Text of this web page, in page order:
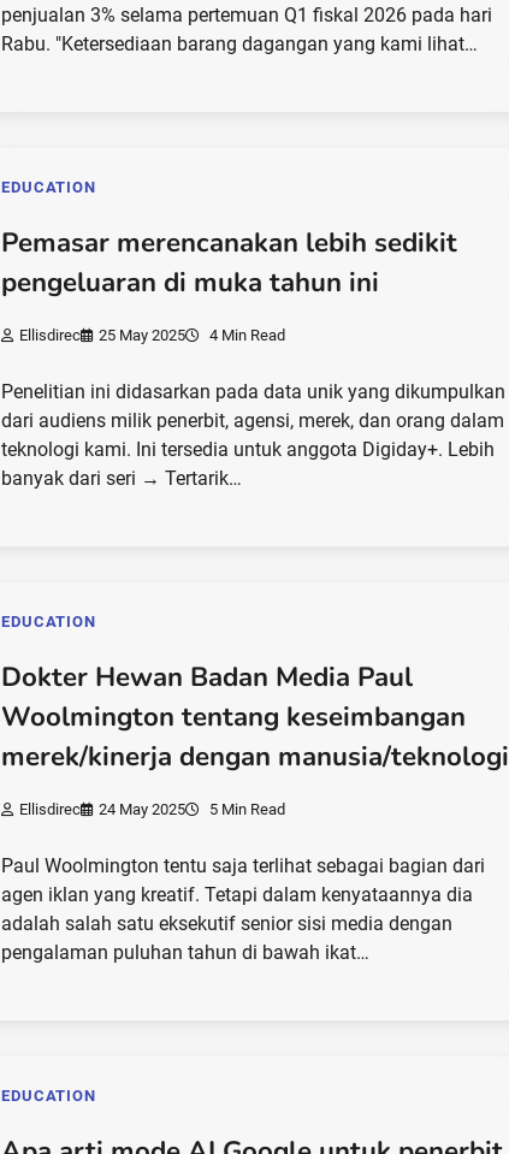
penjualan 3% selama pertemuan Q1 fiskal 2026 pada hari
Rabu. "Ketersediaan barang dagangan yang kami lihat…
EDUCATION
Pemasar merencanakan lebih sedikit
pengeluaran di muka tahun ini
Ellisdirec 25 May 2025 4 Min Read
Penelitian ini didasarkan pada data unik yang dikumpulkan
dari audiens milik penerbit, agensi, merek, dan orang dalam
teknologi kami. Ini tersedia untuk anggota Digiday+. Lebih
banyak dari seri → Tertarik…
EDUCATION
Dokter Hewan Badan Media Paul
Woolmington tentang keseimbangan
merek/kinerja dengan manusia/teknologi
Ellisdirec 24 May 2025 5 Min Read
Paul Woolmington tentu saja terlihat sebagai bagian dari
agen iklan yang kreatif. Tetapi dalam kenyataannya dia
adalah salah satu eksekutif senior sisi media dengan
pengalaman puluhan tahun di bawah ikat…
EDUCATION